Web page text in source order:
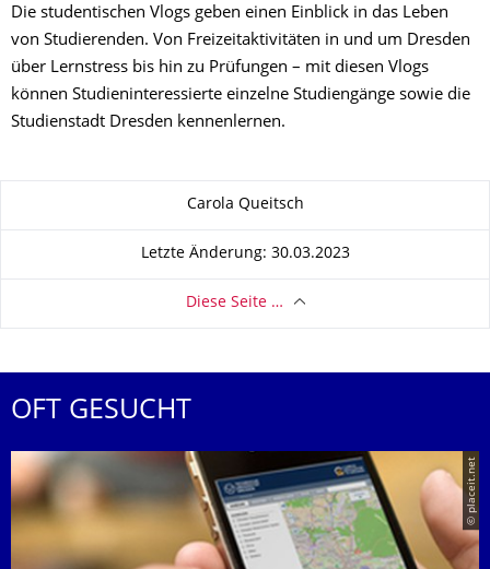
Die studentischen Vlogs geben einen Einblick in das Leben
von Studierenden. Von Freizeitaktivitäten in und um Dresden
über Lernstress bis hin zu Prüfungen – mit diesen Vlogs
können Studieninteressierte einzelne Studiengänge sowie die
Studienstadt Dresden kennenlernen.
Carola Queitsch
Letzte Änderung: 30.03.2023
Diese Seite …
OFT GESUCHT
© placeit.net